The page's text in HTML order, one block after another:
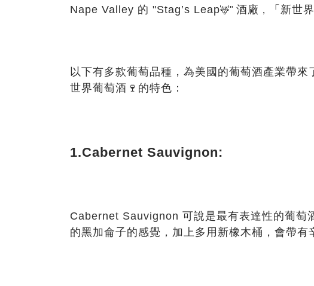
Nape Valley 的 "Stag’s Leap🦌" 酒廠 ， 「新世
以下有多款葡萄品種，為美國的葡萄酒產業帶
世界葡萄酒 🍷 的特色：
1.Cabernet Sauvignon:
Cabernet Sauvignon 可說是最有表達性的葡萄
的黑加侖子的感覺，加上多用新橡木桶，會帶